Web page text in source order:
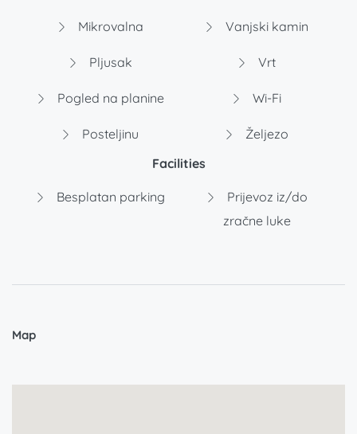
Mikrovalna
Pljusak
Pogled na planine
Posteljinu
Vanjski kamin
Vrt
Wi-Fi
Željezo
Facilities
Besplatan parking
Prijevoz iz/do
zračne luke
Map